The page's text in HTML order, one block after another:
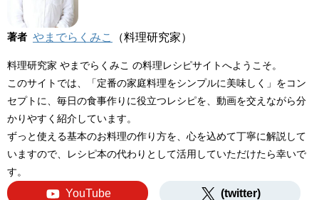
著者 やまでらくみこ （料理研究家）
料理研究家 やまでらくみこ の料理レシピサイトへようこそ。
このサイトでは、「定番の家庭料理をシンプルに美味しく」をコン
セプトに、毎日の食事作りに役立つレシピを、動画を交えながら分
かりやすく紹介しています。
ずっと使える基本のお料理の作り方を、心を込めて丁寧に解説して
いますので、レシピ本の代わりとして活用していただけたら幸いで
す。
YouTube (twitter)